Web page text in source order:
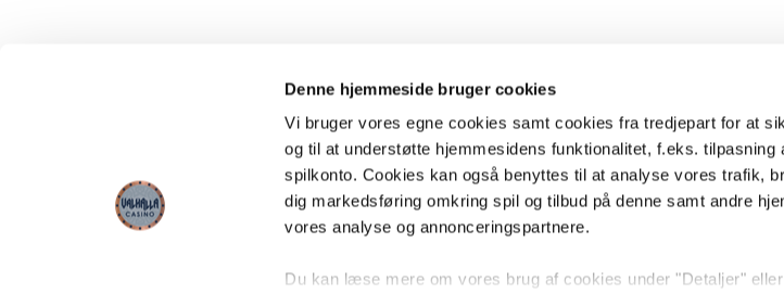
Denne hjemmeside bruger cookies
Vi bruger vores egne cookies samt cookies fra tredjepart for at
og til at understøtte hjemmesidens funktionalitet, f.eks. tilpasning
spilkonto. Cookies kan også benyttes til at analyse vores trafik,
dig markedsføring omkring spil og tilbud på denne samt andre
vores analyse og annonceringspartnere.
Du kan læse mere om vores brug af cookies under "Detaljer"